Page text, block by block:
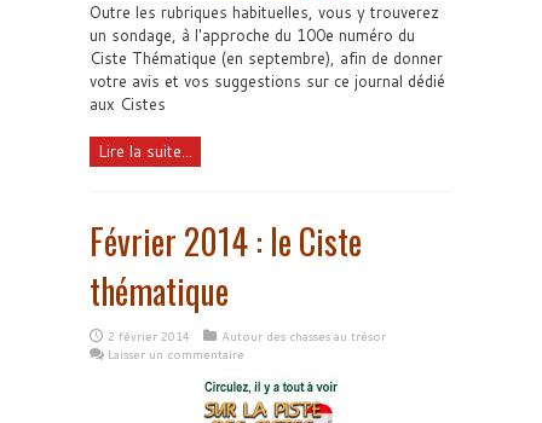
Outre les rubriques habituelles, vous y trouverez
un sondage, à l'approche du 100e numéro du
Ciste Thématique (en septembre), afin de donner
votre avis et vos suggestions sur ce journal dédié
aux Cistes
Lire la suite...
Février 2014 : le Ciste
thématique
2 février 2014
Autour des chasses au trésor
Laisser un commentaire